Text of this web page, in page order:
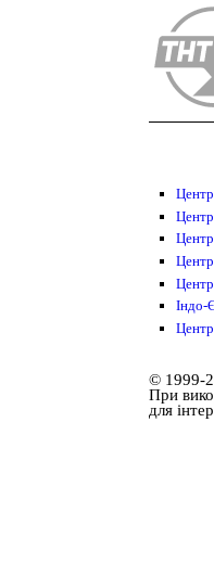
Центр
Індо-
© 1999-
При
для